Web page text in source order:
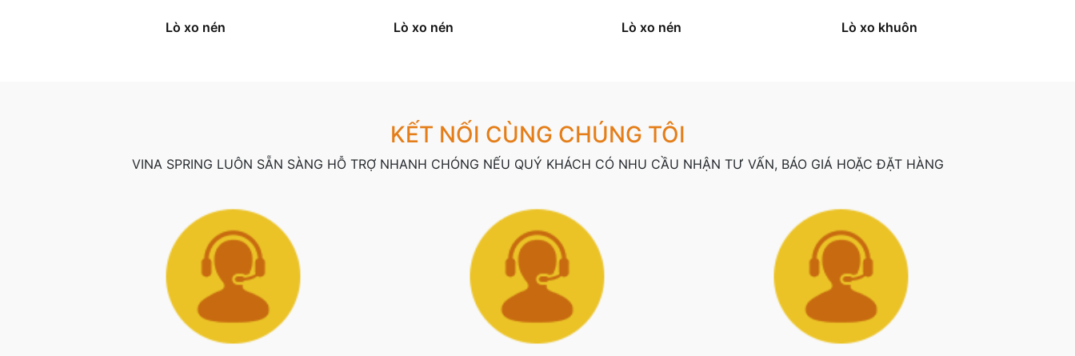
Lò xo nén Lò xo nén Lò xo nén Lò xo khuôn
KẾT NỐI CÙNG CHÚNG TÔI
VINA SPRING LUÔN SẴN SÀNG HỖ TRỢ NHANH CHÓNG NẾU QUÝ KHÁCH CÓ NHU CẦU NHẬN TƯ VẤN, BÁO GIÁ HOẶC ĐẶT HÀNG